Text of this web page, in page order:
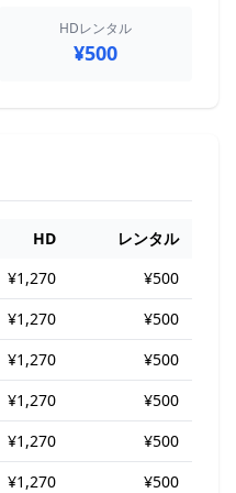
HDレンタル
¥500
HD
レンタル
¥1,270
¥500
¥1,270
¥500
¥1,270
¥500
¥1,270
¥500
¥1,270
¥500
¥1,270
¥500